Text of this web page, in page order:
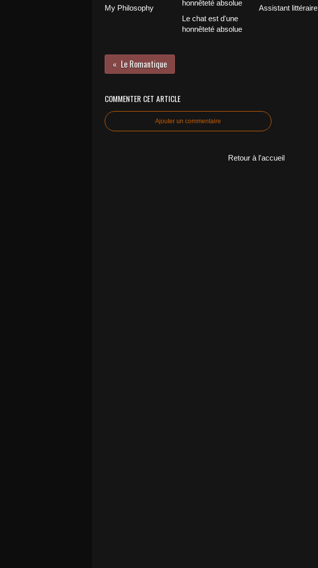
My Philosophy
Le chat est d'une
honnêteté absolue
Assistant littéraire
Le Romantique
COMMENTER CET ARTICLE
Ajouter un commentaire
Retour à l'accueil